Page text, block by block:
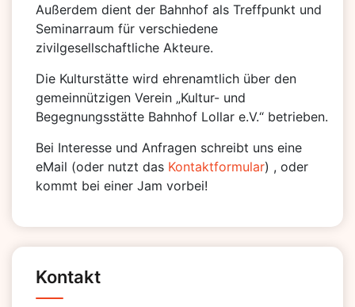
Außerdem dient der Bahnhof als Treffpunkt und
Seminarraum für verschiedene
zivilgesellschaftliche Akteure.
Die Kulturstätte wird ehrenamtlich über den
gemeinnützigen Verein „Kultur- und
Begegnungsstätte Bahnhof Lollar e.V.“ betrieben.
Bei Interesse und Anfragen schreibt uns eine
eMail (oder nutzt das Kontaktformular) , oder
kommt bei einer Jam vorbei!
Kontakt